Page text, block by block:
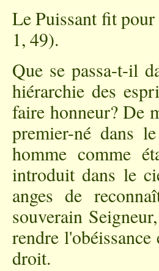
Le Puissant fit
1, 49).
Que se passa-t-il
hiérarchie des
faire honneur? De
premier-né dans
homme comme
introduit dans le
anges de
souverain
rendre
droit.